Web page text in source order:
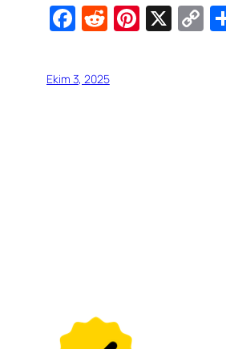
Facebook
RedditX
Ekim 3, 2025